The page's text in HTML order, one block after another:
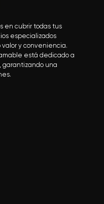
en cubrir todas tus
especializados
y conveniencia.
está dedicado a
garantizando una